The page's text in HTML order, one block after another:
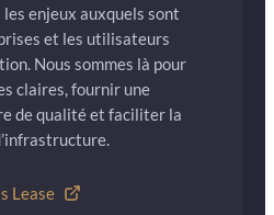
enjeux auxquels sont
et les utilisateurs
Nous sommes là pour
claires, fournir une
de qualité et faciliter la
Lease